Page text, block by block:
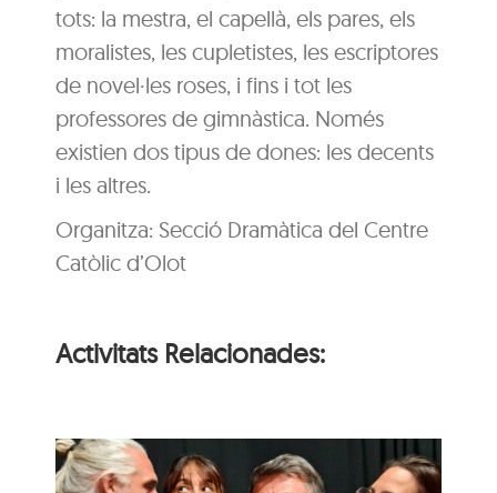
tots: la mestra, el capellà, els pares, els
moralistes, les cupletistes, les escriptores
de novel·les roses, i fins i tot les
professores de gimnàstica. Només
existien dos tipus de dones: les decents
i les altres.
Organitza: Secció Dramàtica del Centre
Catòlic d’Olot
Activitats Relacionades: